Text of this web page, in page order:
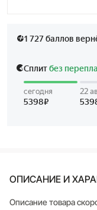
ОПИСАНИЕ И
Описание товара